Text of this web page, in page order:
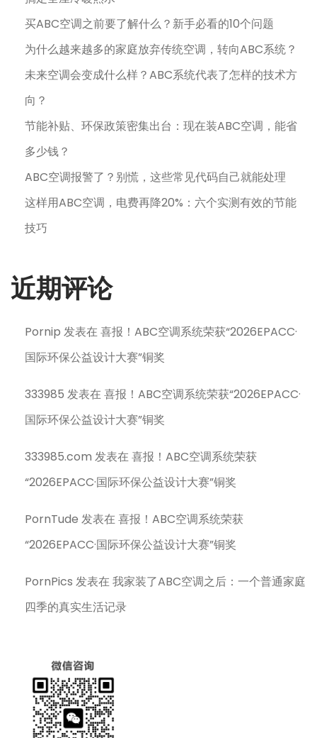
买ABC空调之前要了解什么？新手必看的10个问题
为什么越来越多的家庭放弃传统空调，转向ABC系统？
未来空调会变成什么样？ABC系统代表了怎样的技术方
向？
节能补贴、环保政策密集出台：现在装ABC空调，能省
多少钱？
ABC空调报警了？别慌，这些常见代码自己就能处理
这样用ABC空调，电费再降20%：六个实测有效的节能
技巧
近期评论
Pornip 发表在喜报！ABC空调系统荣获“2026EPACC·
国际环保公益设计大赛”铜奖
333985 发表在喜报！ABC空调系统荣获“2026EPACC·
国际环保公益设计大赛”铜奖
333985.com 发表在喜报！ABC空调系统荣获
“2026EPACC·国际环保公益设计大赛”铜奖
PornTude 发表在喜报！ABC空调系统荣获
“2026EPACC·国际环保公益设计大赛”铜奖
PornPics 发表在我家装了ABC空调之后：一个普通家庭
四季的真实生活记录